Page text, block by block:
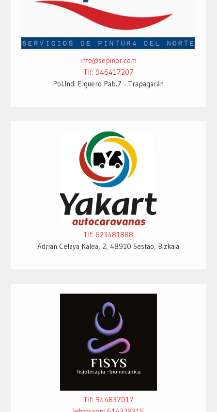
info@sepinor.com
Tlf: 946417207
Pol.Ind. Elguero Pab.7 - Trapagarán
Tlf: 623481888
Adrian Celaya Kalea, 2, 48910 Sestao, Bizkaia
Tlf: 944837017